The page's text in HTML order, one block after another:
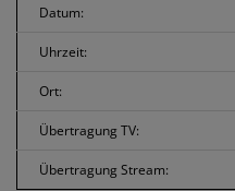
Datum:
Uhrzeit:
Ort:
Übertragung TV:
Übertragung Stream: